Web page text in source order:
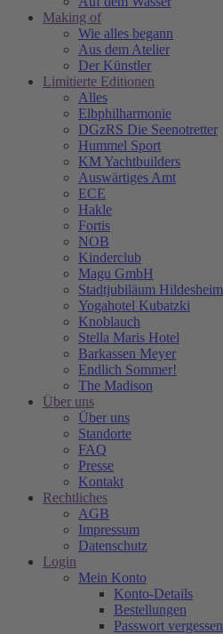
Making of
Wie alles begann
Aus dem Atelier
Der Künstler
Limitierte Editionen
Alles
Elbphilharmonie
DGzRS Die Seenotretter
Hummel Sport
KM Yachtbuilders
Auswärtiges Amt
ECE
Hakle
Fortis
NOB
Kinderclub
Magu GmbH
Stadtjubiläum Hildesheim
Yogahotel Kubatzki
Knoblauch
Stella Maris Hotel
Barkassen Meyer
Endlich Sommer!
The Madison
Über uns
Über uns
Standorte
FAQ
Presse
Kontakt
Rechtliches
AGB
Impressum
Datenschutz
Login
Mein Konto
Konto-Details
Bestellungen
Passwort vergessen